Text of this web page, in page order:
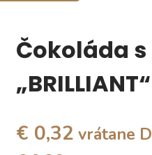
Čokoláda
€ 0,32 vrátane